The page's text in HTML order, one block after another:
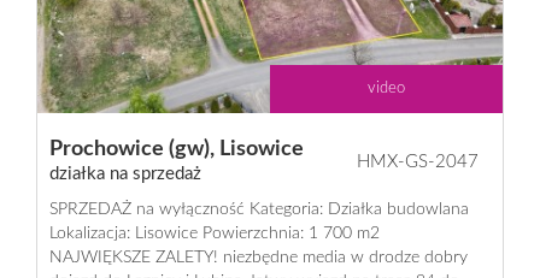
Usługi
video
Prochowice (gw), Lisowice
działka na sprzedaż
HMX-GS-2047
SPRZEDAŻ na wyłączność Kategoria: Działka budowlana
Lokalizacja: Lisowice Powierzchnia: 1 700 m2
NAJWIĘKSZE ZALETY! niezbędne media w drodze dobry